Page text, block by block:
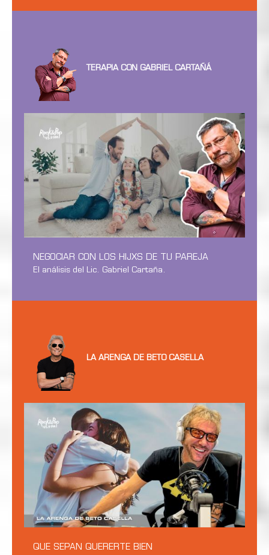
TERAPIA CON GABRIEL CARTAÑÁ
NEGOCIAR CON LOS HIJXS DE TU PAREJA
El análisis del Lic. Gabriel Cartaña.
LA ARENGA DE BETO CASELLA
QUE SEPAN QUERERTE BIEN